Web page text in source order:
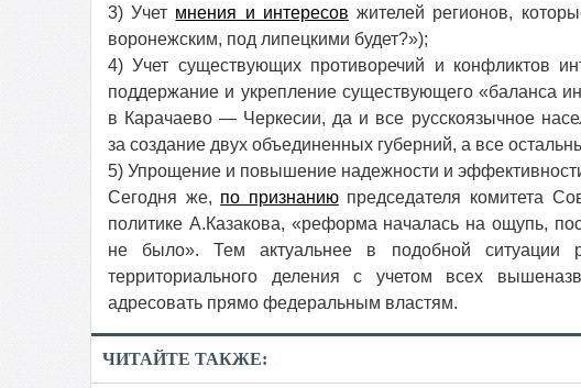
3) Учет мнения и интересов жителей регионов,
воронежским, под липецкими будет?»);
4) Учет существующих противоречий и конфликтов
поддержание и укрепление существующего «баланса
в Карачаево — Черкесии, да и все русскоязычное
за создание двух объединенных губерний, а все
5) Упрощение и повышение надежности и
Сегодня же, по признаниюпредседателя комитета
политике А.Казакова, «реформа началась на ощупь,
не было». Тем актуальнее в подобной ситуации
территориального деления с учетом всех
адресовать прямо федеральным властям.
ЧИТАЙТЕ ТАКЖЕ: